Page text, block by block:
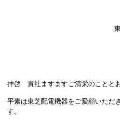
拝啓 貴社ますますご清栄のことと
平素は東芝配電機器をご愛顧いただ
す。